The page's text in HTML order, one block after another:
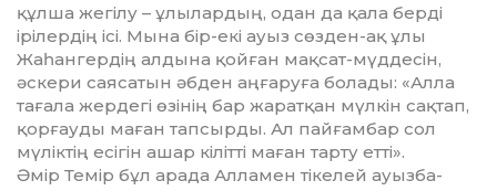
құлша жегілу – ұлылардың, одан да қала берді
ірілердің ісі. Мына бір-екі ауыз сөзден-ақ ұлы
Жаһангердің алдына қойған мақсат-мүддесін,
әскери саясатын әбден аңғаруға болады: «Алла
тағала жердегі өзінің бар жаратқан мүлкін сақтап,
қорғауды маған тапсырды. Ал пайғамбар сол
мүліктің есігін ашар кілітті маған тарту етті».
Әмір Темір бұл арада Алламен ті­келей ауызба-